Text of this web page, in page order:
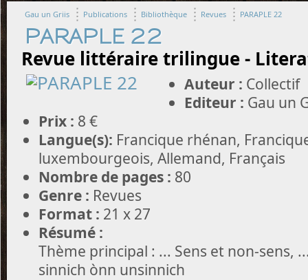
Gau un Griis Publications Bibliothèque Revues PARAPLE 22
PARAPLE 22
Revue littéraire trilingue -
Auteur : Collectif
Editeur : Gau un
Prix : 8 €
Langue(s): Francique rhénan,
luxembourgeois, Allemand, Français
Nombre de pages : 80
Genre : Revues
Format : 21 x 27
Résumé :
Thème principal : ... Sens et non-sens,
sinnich ònn unsinnich